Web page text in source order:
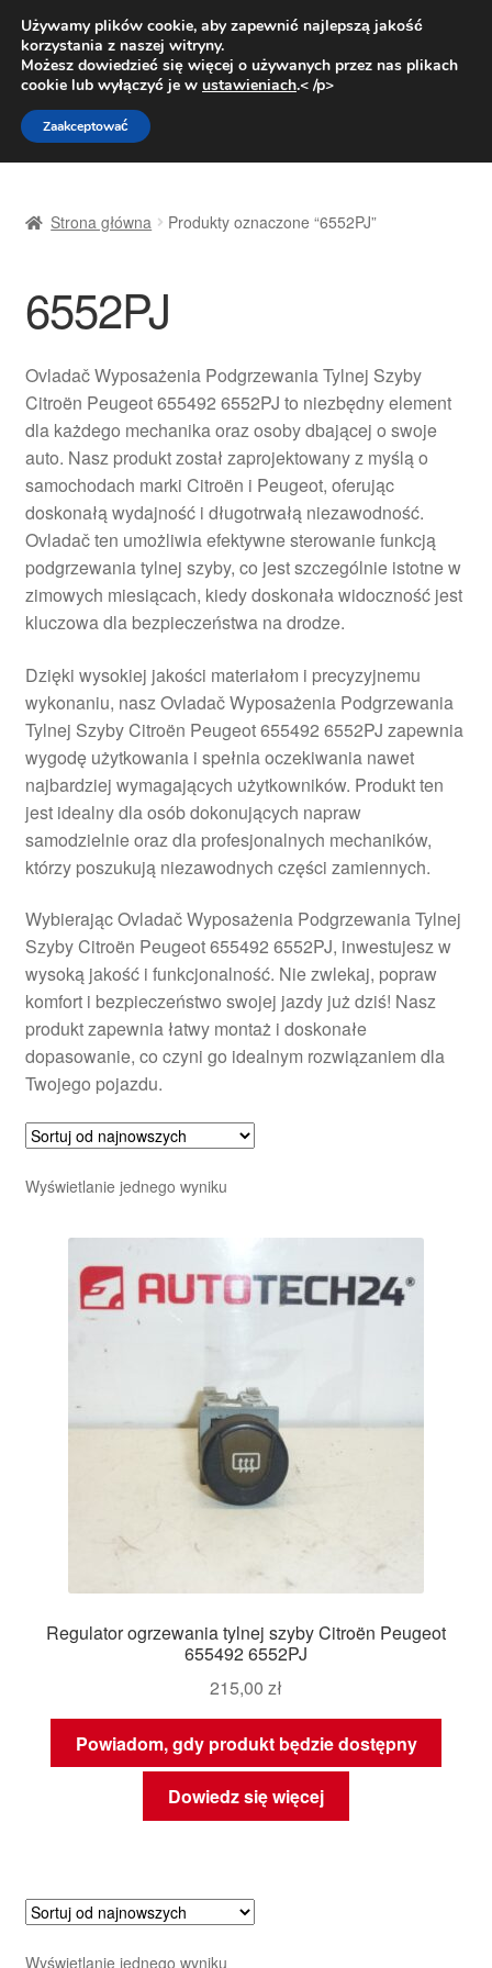
DOSTAWA od 31 zł
Pn.-pt. 9:00-16:00800 003 167
Przejdź
do
nawigacji
Przejdź
do
treści
Dostawa
Dostawa na cały świat
Moje konto
O nas
Płatności
Polityka prywatności
Skarga
Wózek
Zamówienia
Zasady i warunki
Strona główna Produkty oznaczone “6552PJ”
6552PJ
Ovladač Wyposażenia Podgrzewania Tylnej Szyby
Citroën Peugeot 655492 6552PJ to niezbędny element
dla każdego mechanika oraz osoby dbającej o swoje
auto. Nasz produkt został zaprojektowany z myślą o
samochodach marki Citroën i Peugeot, oferując
doskonałą wydajność i długotrwałą niezawodność.
Ovladač ten umożliwia efektywne sterowanie funkcją
podgrzewania tylnej szyby, co jest szczególnie istotne w
zimowych miesiącach, kiedy doskonała widoczność jest
kluczowa dla bezpieczeństwa na drodze.
Dzięki wysokiej jakości materiałom i precyzyjnemu
wykonaniu, nasz Ovladač Wyposażenia Podgrzewania
Tylnej Szyby Citroën Peugeot 655492 6552PJ zapewnia
wygodę użytkowania i spełnia oczekiwania nawet
najbardziej wymagających użytkowników. Produkt ten
jest idealny dla osób dokonujących napraw
samodzielnie oraz dla profesjonalnych mechaników,
którzy poszukują niezawodnych części zamiennych.
Wybierając Ovladač Wyposażenia Podgrzewania Tylnej
Szyby Citroën Peugeot 655492 6552PJ, inwestujesz w
wysoką jakość i funkcjonalność. Nie zwlekaj, popraw
komfort i bezpieczeństwo swojej jazdy już dziś! Nasz
produkt zapewnia łatwy montaż i doskonałe
dopasowanie, co czyni go idealnym rozwiązaniem dla
Twojego pojazdu.
Wyświetlanie jednego wyniku
Regulator ogrzewania tylnej szyby Citroën Peugeot
655492 6552PJ
215,00 zł
Powiadom, gdy produkt będzie dostępny
Dowiedz się więcej
Wyświetlanie jednego wyniku
Używamy plików cookie, aby zapewnić najlepszą jakość
korzystania z naszej witryny.
Możesz dowiedzieć się więcej o używanych przez nas plikach
cookie lub wyłączyć je w ustawieniach.< /p>
Zaakceptować